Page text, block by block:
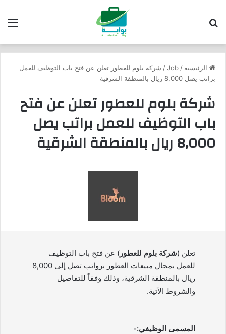
الرئيسية /
Job
/ شركة بلوم للعطور تعلن عن فتح باب التوظيف للعمل
براتب يصل 8,000 ريال بالمنطقة الشرقية
شركة بلوم للعطور تعلن عن فتح
باب التوظيف للعمل براتب يصل
8,000 ريال بالمنطقة الشرقية
تعلن (شركة بلوم للعطور ) عن فتح باب التوظيف
للعمل بمجال مبيعات العطور برواتب تصل إلى 8,000
ريال بالمنطقة الشرقية، وذلك وفقاً للتفاصيل
والشروط الآتية.
المسمى الوظيفي:-